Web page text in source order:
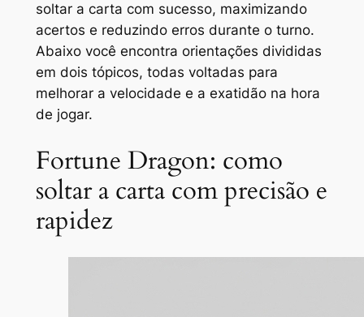
soltar a carta com sucesso, maximizando
acertos e reduzindo erros durante o turno.
Abaixo você encontra orientações divididas
em dois tópicos, todas voltadas para
melhorar a velocidade e a exatidão na hora
de jogar.
Fortune Dragon: como
soltar a carta com precisão e
rapidez